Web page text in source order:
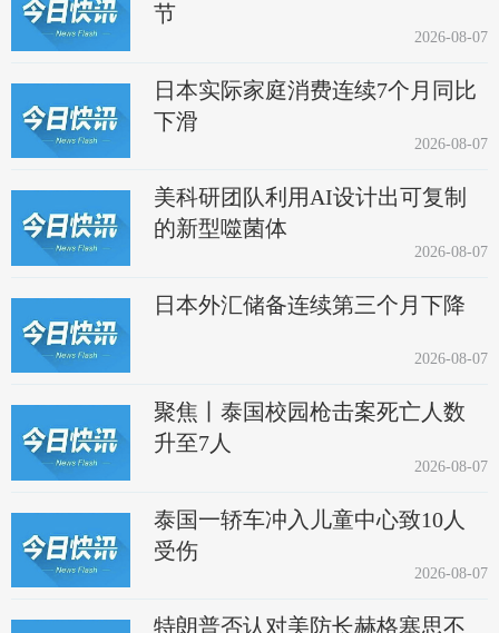
节
2026-08-07
日本实际家庭消费连续7个月同比
下滑
2026-08-07
美科研团队利用AI设计出可复制
的新型噬菌体
2026-08-07
日本外汇储备连续第三个月下降
2026-08-07
聚焦丨泰国校园枪击案死亡人数
升至7人
2026-08-07
泰国一轿车冲入儿童中心致10人
受伤
2026-08-07
特朗普否认对美防长赫格塞思不